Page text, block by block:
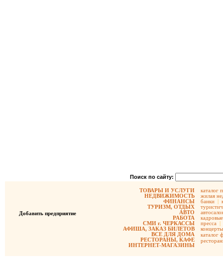
Поиск по сайту:
Добавить предприятие
ТОВАРЫ И УСЛУГИ
НЕДВИЖИМОСТЬ
ФИНАНСЫ
ТУРИЗМ, ОТДЫХ
АВТО
РАБОТА
СМИ г. ЧЕРКАССЫ
АФИША, ЗАКАЗ БИЛЕТОВ
ВСЕ ДЛЯ ДОМА
РЕСТОРАНЫ, КАФЕ
ИНТЕРНЕТ-МАГАЗИНЫ
каталог
жилая
банки |
пресса |
концерты
каталог